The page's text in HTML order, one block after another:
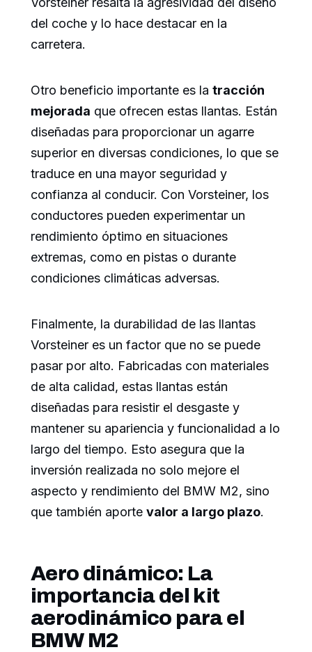
del coche y lo hace destacar en la
carretera.
Otro beneficio importante es la tracción
mejorada que ofrecen estas llantas. Están
diseñadas para proporcionar un agarre
superior en diversas condiciones, lo que se
traduce en una mayor seguridad y
confianza al conducir. Con Vorsteiner, los
conductores pueden experimentar un
rendimiento óptimo en situaciones
extremas, como en pistas o durante
condiciones climáticas adversas.
Finalmente, la durabilidad de las llantas
Vorsteiner es un factor que no se puede
pasar por alto. Fabricadas con materiales
de alta calidad, estas llantas están
diseñadas para resistir el desgaste y
mantener su apariencia y funcionalidad a lo
largo del tiempo. Esto asegura que la
inversión realizada no solo mejore el
aspecto y rendimiento del BMW M2, sino
que también aporte valor a largo plazo.
Aero dinámico: La
importancia del kit
aerodinámico para el
BMW M2